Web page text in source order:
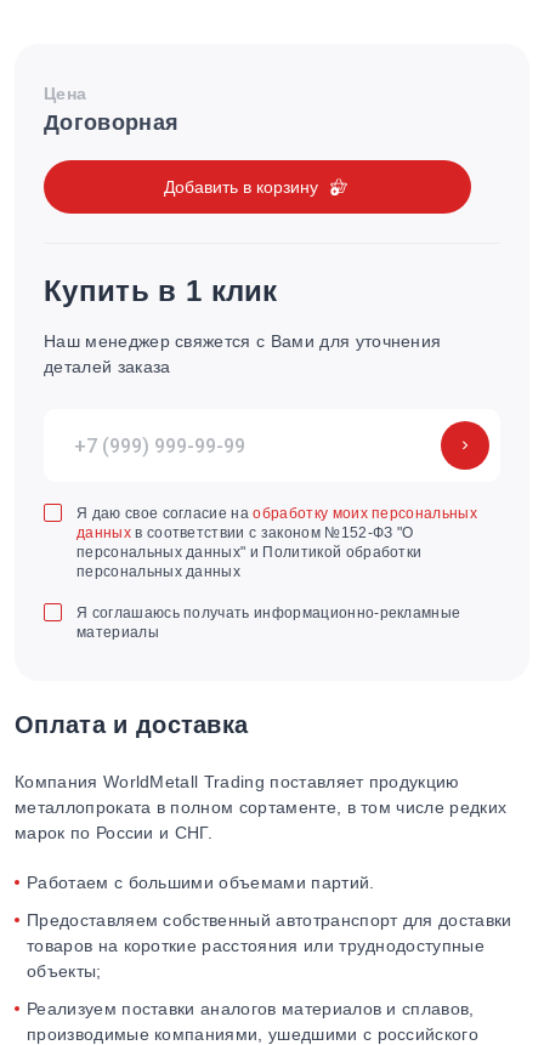
Цена
Договорная
Добавить в корзину
Купить в 1 клик
Наш менеджер свяжется с Вами для уточнения
деталей заказа
Я даю свое согласие наобработку моих персональных
данныхв соответствии с законом №152-ФЗ "О
персональных данных" и Политикой обработки
персональных данных
Я соглашаюсь получать информационно-рекламные
материалы
Оплата и доставка
Компания WorldMetall Trading поставляет продукцию
металлопроката в полном сортаменте, в том числе редких
марок по России и СНГ.
Работаем с большими объемами партий.
Предоставляем собственный автотранспорт для доставки
товаров на короткие расстояния или труднодоступные
объекты;
Реализуем поставки аналогов материалов и сплавов,
производимые компаниями, ушедшими с российского